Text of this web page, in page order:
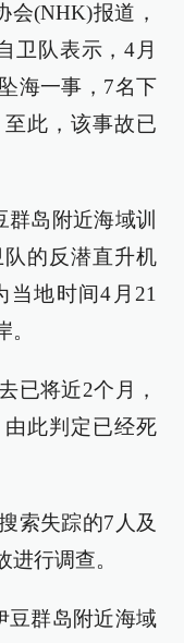
会(NHK)报道，
卫队表示，4月
海一事，7名下
此，该事故已
岛附近海域训
的反潜直升机
当地时间4月21
已将近2个月，
此判定已经死
索失踪的7人及
行调查。
豆群岛附近海域